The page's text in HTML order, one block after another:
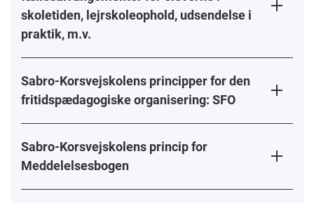
skoletiden, lejrskoleophold, udsendelse i
praktik, m.v.
Sabro-Korsvejskolens principper for den
fritidspædagogiske organisering: SFO
Sabro-Korsvejskolens princip for
Meddelelsesbogen